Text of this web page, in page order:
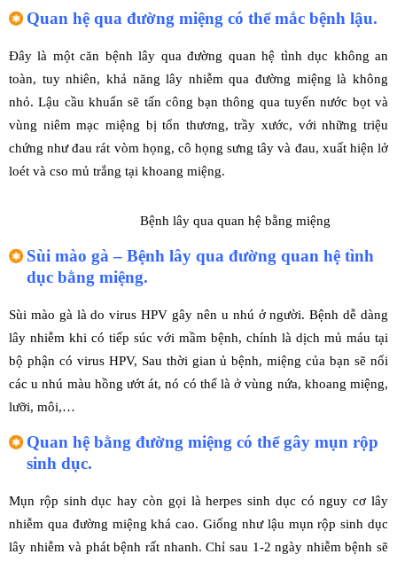
Quan hệ qua đường miệng có thể mắc bệnh lậu.
Đây là một căn bệnh lây qua đường quan hệ tình dục không an
toàn, tuy nhiên, khả năng lây nhiễm qua đường miệng là không
nhỏ. Lậu cầu khuẩn sẽ tấn công bạn thông qua tuyến nước bọt và
vùng niêm mạc miệng bị tổn thương, trầy xước, với những triệu
chứng như đau rát vòm họng, cô họng sưng tây và đau, xuất hiện lở
loét và cso mủ trắng tại khoang miệng.
Bệnh lây qua quan hệ bằng miệng
Sùi mào gà – Bệnh lây qua đường quan hệ tình
dục bằng miệng.
Sùi mào gà là do virus HPV gây nên u nhú ở người. Bệnh dễ dàng
lây nhiễm khi có tiếp súc với mầm bệnh, chính là dịch mủ máu tại
bộ phận có virus HPV, Sau thời gian ủ bệnh, miệng của bạn sẽ nổi
các u nhú màu hồng ướt át, nó có thể là ở vùng nứa, khoang miệng,
lưỡi, môi,…
Quan hệ bằng đường miệng có thể gây mụn rộp
sinh dục.
Mụn rộp sinh dục hay còn gọi là herpes sinh dục có nguy cơ lây
nhiễm qua đường miệng khá cao. Giống như lậu mụn rộp sinh dục
lây nhiễm và phát bệnh rất nhanh. Chỉ sau 1-2 ngày nhiễm bệnh sẽ